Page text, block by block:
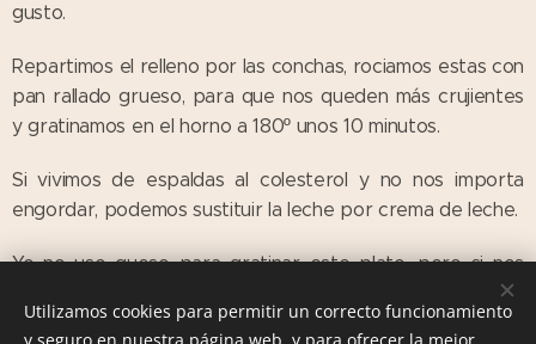
gusto.
Repartimos el relleno por las conchas, rociamos estas con
pan rallado grueso, para que nos queden más crujientes
y gratinamos en el horno a 180º unos 10 minutos.
Si vivimos de espaldas al colesterol y no nos importa
engordar, podemos sustituir la leche por crema de leche.
Yo no uso queso para gratinar este plato, pero si nos
Utilizamos cookies para permitir un correcto funcionamiento